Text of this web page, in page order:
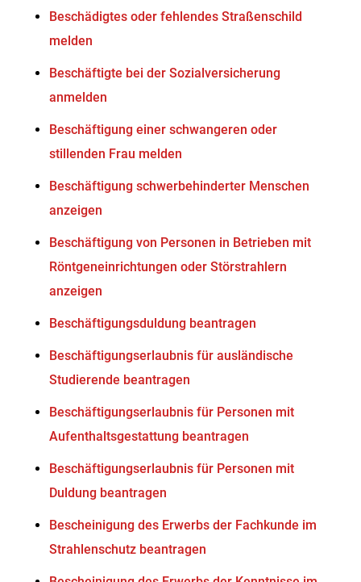
Beschädigtes oder fehlendes Straßenschild
melden
Beschäftigte bei der Sozialversicherung
anmelden
Beschäftigung einer schwangeren oder
stillenden Frau melden
Beschäftigung schwerbehinderter Menschen
anzeigen
Beschäftigung von Personen in Betrieben mit
Röntgeneinrichtungen oder Störstrahlern
anzeigen
Beschäftigungsduldung beantragen
Beschäftigungserlaubnis für ausländische
Studierende beantragen
Beschäftigungserlaubnis für Personen mit
Aufenthaltsgestattung beantragen
Beschäftigungserlaubnis für Personen mit
Duldung beantragen
Bescheinigung des Erwerbs der Fachkunde im
Strahlenschutz beantragen